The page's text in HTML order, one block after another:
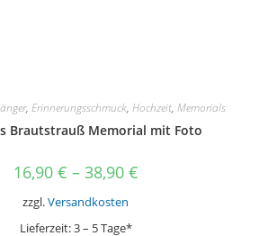
, Erinnerungsschmuck, Hochzeit, Memorials
Brautstrauß Memorial mit Foto
16,90 € – 38,90 €
zzgl.Versandkosten
Lieferzeit:3 – 5 Tage*